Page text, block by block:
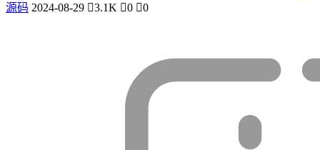
源码 2024-08-29 3.1K 0 0